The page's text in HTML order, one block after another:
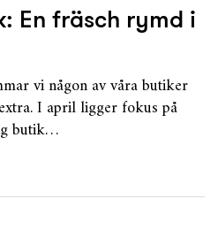
En fräsch rymd i
vi någon av våra butiker
I april ligger fokus på
butik…